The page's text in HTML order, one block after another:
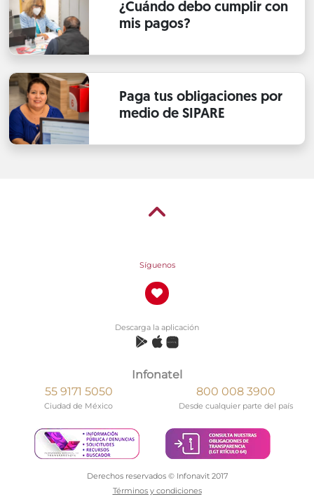
¿Cuándo debo cumplir con
mis pagos?
Paga tus obligaciones por
medio de SIPARE
Síguenos
Descarga la aplicación
Infonatel
55 9171 5050
Ciudad de México
800 008 3900
Desde cualquier parte del país
Derechos reservados © Infonavit 2017
Términos y condiciones